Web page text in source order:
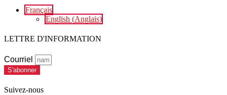
Français
English (Anglais)
LETTRE D'INFORMATION
Courriel
S'abonner
Suivez-nous